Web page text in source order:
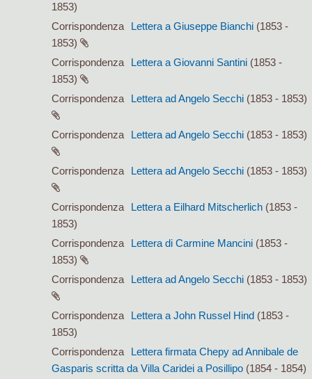
1853)
Corrispondenza
Lettera a Giuseppe Bianchi (1853 -
1853)
Corrispondenza
Lettera a Giovanni Santini (1853 -
1853)
Corrispondenza
Lettera ad Angelo Secchi (1853 - 1853)
Corrispondenza Lettera ad Angelo Secchi (1853 - 1853)
Corrispondenza Lettera ad Angelo Secchi (1853 - 1853)
Corrispondenza Lettera a Eilhard Mitscherlich (1853 -
1853)
Corrispondenza
Lettera di Carmine Mancini (1853 -
1853)
Corrispondenza
Lettera ad Angelo Secchi (1853 - 1853)
Corrispondenza Lettera a John Russel Hind (1853 -
1853)
Corrispondenza
Lettera firmata Chepy ad Annibale de
Gasparis scritta da Villa Caridei a Posillipo (1854 - 1854)